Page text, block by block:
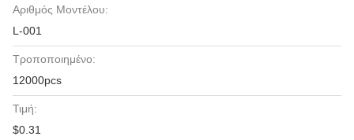
Αριθμός Μοντέλου:
L-001
Τροποποιημένο:
12000pcs
Τιμή:
$0.31